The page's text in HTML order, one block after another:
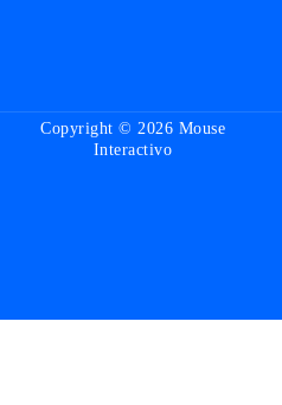
Copyright © 2026 Mouse
Interactivo